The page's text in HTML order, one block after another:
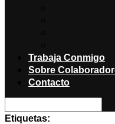
Trabaja Conmigo
Sobre
Contacto
Etiquetas: